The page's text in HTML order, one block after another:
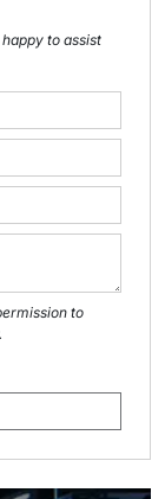
to assist
to